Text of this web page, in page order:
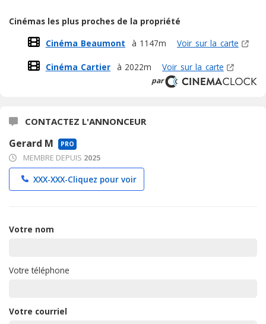
Cinémas les plus proches de la propriété
Cinéma Beaumont
à 1147m Voir sur la carte
Cinéma Cartier à 2022m Voir sur la carte
par
CONTACTEZ L'ANNONCEUR
Gerard M PRO
MEMBRE DEPUIS 2025
XXX-XXX-Cliquez pour voir
Votre nom
Votre téléphone
Votre courriel